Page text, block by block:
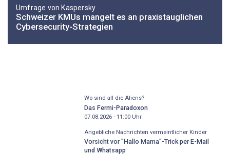
Umfrage von Kaspersky
Schweizer KMUs mangelt es an praxistauglichen
Cybersecurity-Strategien
Wo sind all die Aliens?
Das Fermi-Paradoxon
07.08.2026 - 11:00Uhr
Angebliche Nachrichten vermeintlicher Kinder
Vorsicht vor "Hallo Mama"-Trick per E-Mail
und Whatsapp